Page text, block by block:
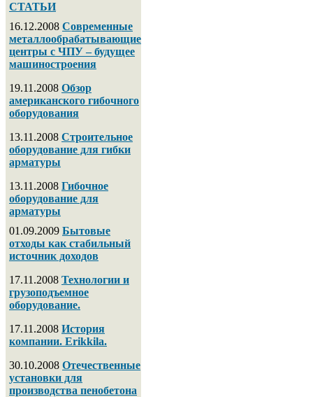
СТАТЬИ
16.12.2008 Современные
металлообрабатывающие
центры с ЧПУ – будущее
машиностроения
19.11.2008 Обзор
американского гибочного
оборудования
13.11.2008 Строительное
оборудование для гибки
арматуры
13.11.2008 Гибочное
оборудование для
арматуры
01.09.2009 Бытовые
отходы как стабильный
источник доходов
17.11.2008 Технологии и
грузоподъемное
оборудование.
17.11.2008 История
компании. Erikkila.
30.10.2008 Отечественные
установки для
производства пенобетона